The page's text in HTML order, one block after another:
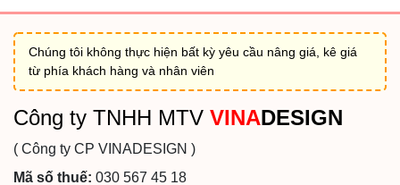
Chúng tôi không thực hiện bất kỳ yêu cầu nâng giá, kê giá
từ phía khách hàng và nhân viên
Công ty TNHH MTV VINADESIGN
( Công ty CP VINADESIGN )
Mã số thuế: 030 567 45 18